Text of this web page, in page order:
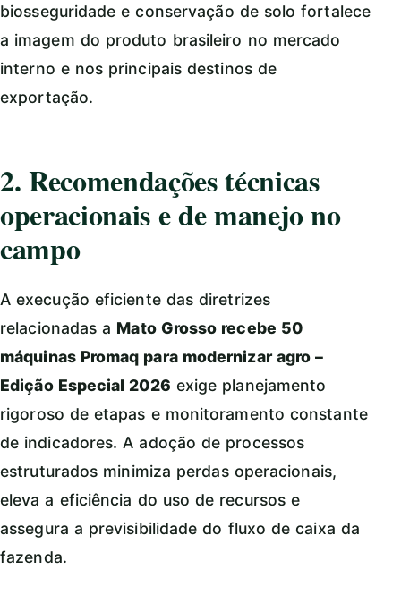
biosseguridade e conservação de solo fortalece
a imagem do produto brasileiro no mercado
interno e nos principais destinos de
exportação.
2. Recomendações técnicas
operacionais e de manejo no
campo
A execução eficiente das diretrizes
relacionadas a Mato Grosso recebe 50
máquinas Promaq para modernizar agro –
Edição Especial 2026 exige planejamento
rigoroso de etapas e monitoramento constante
de indicadores. A adoção de processos
estruturados minimiza perdas operacionais,
eleva a eficiência do uso de recursos e
assegura a previsibilidade do fluxo de caixa da
fazenda.